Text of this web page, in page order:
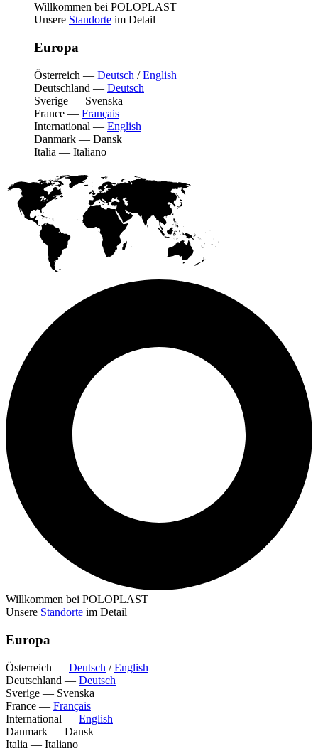
Willkommen bei POLOPLAST
Unsere Standorte im Detail
Europa
Österreich — Deutsch /English
Deutschland — Deutsch
Sverige — Svenska
France — Français
International — English
Danmark — Dansk
Italia — Italiano
Willkommen bei POLOPLAST
Unsere Standorte im Detail
Europa
Österreich — Deutsch /English
Deutschland — Deutsch
Sverige — Svenska
France — Français
International — English
Danmark — Dansk
Italia — Italiano